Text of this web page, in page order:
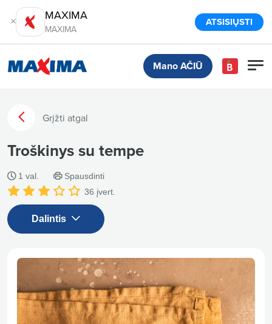
MAXIMA
MAXIMA
ATSISIŲSTI
Mano AČIŪ
Grįžti atgal
Troškinys su tempe
1 val.
Spausdinti
36 įvert.
Dalintis